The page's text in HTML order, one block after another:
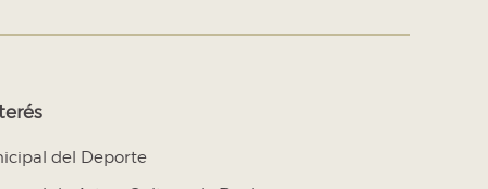
del Deporte